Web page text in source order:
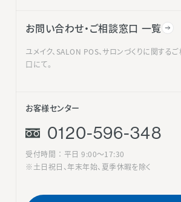
お問い合わせ・ご相談窓口 一覧
ユメイク、SALON POS、サロンづくりに関する
口にて。
お客様センター
0120-596-348
受付時間 ： 平日 9:00〜17:30
※土日祝日、年末年始、夏季休暇を除く